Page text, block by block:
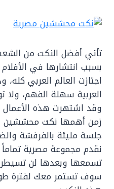
تأتي أفضل النكت من
بسبب انتشارها في
اجتازت العالم العربي كله،
العربية سهلة الفهم، ولا
وقد اشتهرت هذه
زمن أهمها نكت محششين
جلسة مليئة بالفرفشة
نقدم مجموعة مصرية
تسمعها وبعدها لن
سوف تستمر معك لفترة